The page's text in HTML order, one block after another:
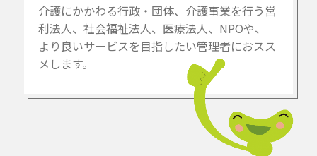
介護にかかわる行政・団体、介護事業を行う営
利法人、社会福祉法人、医療法人、NPOや、
より良いサービスを目指したい管理者におスス
メします。